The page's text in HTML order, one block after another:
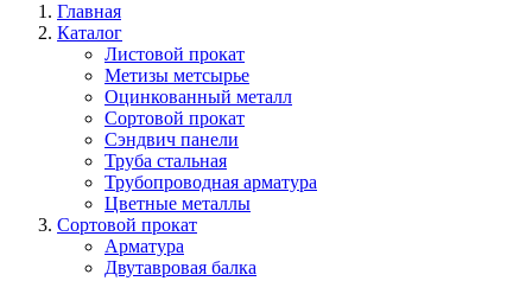
Главная
Каталог
Листовой прокат
Метизы метсырье
Оцинкованный металл
Сортовой прокат
Сэндвич панели
Труба стальная
Трубопроводная арматура
Цветные металлы
Сортовой прокат
Арматура
Двутавровая балка